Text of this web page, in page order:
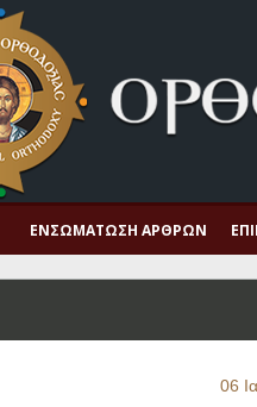
ΕΝΣΩΜΆΤΩΣΗ ΆΡΘΡΩΝ
06